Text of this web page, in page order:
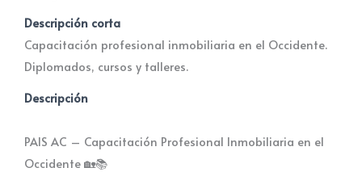
Descripción corta
Capacitación profesional inmobiliaria en el Occidente.
Diplomados, cursos y talleres.
Descripción
PAIS AC – Capacitación Profesional Inmobiliaria en el
Occidente 🏡📚